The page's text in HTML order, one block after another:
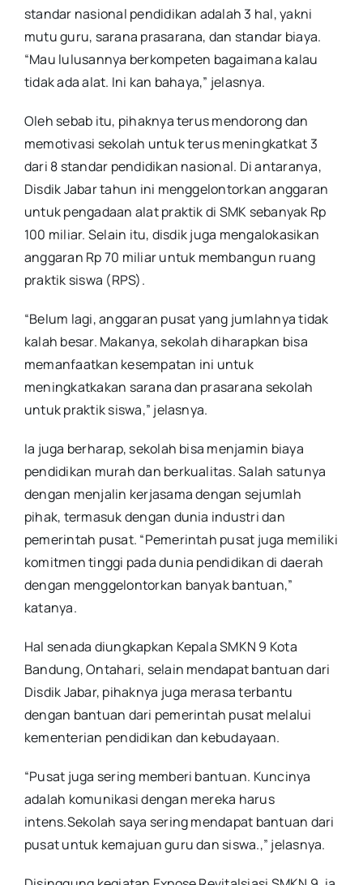
standar nasional pendidikan adalah 3 hal, yakni
mutu guru, sarana prasarana, dan standar biaya.
“Mau lulusannya berkompeten bagaimana kalau
tidak ada alat. Ini kan bahaya,” jelasnya.
Oleh sebab itu, pihaknya terus mendorong dan
memotivasi sekolah untuk terus meningkatkat 3
dari 8 standar pendidikan nasional. Di antaranya,
Disdik Jabar tahun ini menggelontorkan anggaran
untuk pengadaan alat praktik di SMK sebanyak Rp
100 miliar. Selain itu, disdik juga mengalokasikan
anggaran Rp 70 miliar untuk membangun ruang
praktik siswa (RPS).
“Belum lagi, anggaran pusat yang jumlahnya tidak
kalah besar. Makanya, sekolah diharapkan bisa
memanfaatkan kesempatan ini untuk
meningkatkakan sarana dan prasarana sekolah
untuk praktik siswa,” jelasnya.
Ia juga berharap, sekolah bisa menjamin biaya
pendidikan murah dan berkualitas. Salah satunya
dengan menjalin kerjasama dengan sejumlah
pihak, termasuk dengan dunia industri dan
pemerintah pusat. “Pemerintah pusat juga memiliki
komitmen tinggi pada dunia pendidikan di daerah
dengan menggelontorkan banyak bantuan,”
katanya.
Hal senada diungkapkan Kepala SMKN 9 Kota
Bandung, Ontahari, selain mendapat bantuan dari
Disdik Jabar, pihaknya juga merasa terbantu
dengan bantuan dari pemerintah pusat melalui
kementerian pendidikan dan kebudayaan.
“Pusat juga sering memberi bantuan. Kuncinya
adalah komunikasi dengan mereka harus
intens.Sekolah saya sering mendapat bantuan dari
pusat untuk kemajuan guru dan siswa.,” jelasnya.